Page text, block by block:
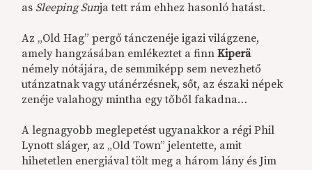
as Sleeping Sunja tett rám ehhez hasonló hatást.
Az „Old Hag” pergő tánczenéje igazi világzene,
amely hangzásában emlékeztet a finnKiperä
némely nótájára, de semmiképp sem nevezhető
utánzatnak vagy utánérzésnek, sőt, az északi népek
zenéje valahogy mintha egy tőből fakadna…
A legnagyobb meglepetést ugyanakkor a régi Phil
Lynott sláger, az „Old Town” jelentette, amit
hihetetlen energiával tölt meg a három lány és Jim